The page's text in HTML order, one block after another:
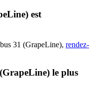
est
31 (GrapeLine), rendez-
le plus